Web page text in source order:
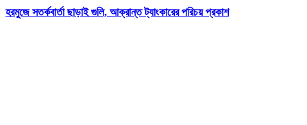
হরমুজে সতর্কবার্তা ছাড়াই গুলি, আক্রান্ত ট্যাংকারের পরিচয় প্রকাশ